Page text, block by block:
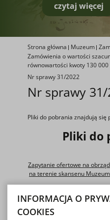
czytaj więcej
Strona główna Muzeum
Zamówienia o wartości
równowartości kwoty 130 000
Nr sprawy 31/2022
Nr sprawy 31/
Pliki do pobrania znajdują się
Pliki do
Zapytanie ofertowe na
na terenie skansenu
PLIK DOCX,
INFORMACJA O
COOKIES